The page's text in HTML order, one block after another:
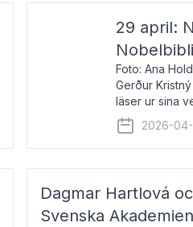
29 april:
Foto: Ana
Gerður
läser ur sina
De läser upp
om språk och
2026-
Dagmar Hartlová
Svenska